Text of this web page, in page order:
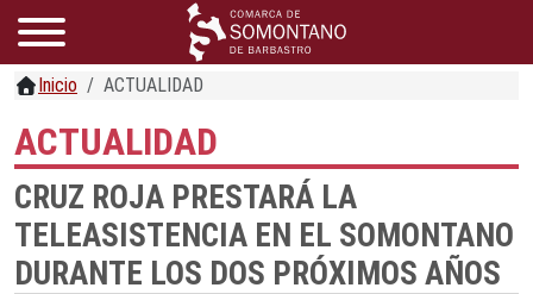
Inicio ACTUALIDAD
ACTUALIDAD
CRUZ ROJA PRESTARÁ LA
TELEASISTENCIA EN EL SOMONTANO
DURANTE LOS DOS PRÓXIMOS AÑOS